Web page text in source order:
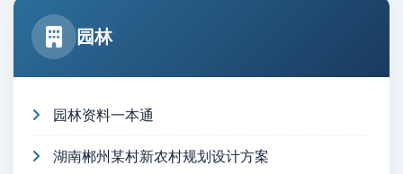
园林
园林资料一本通
湖南郴州某村新农村规划设计方案